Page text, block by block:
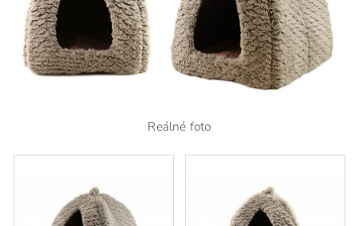
Reálné foto